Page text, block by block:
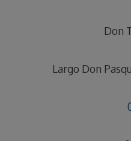
Don
Largo Don